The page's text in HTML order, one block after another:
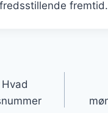
fremtid.